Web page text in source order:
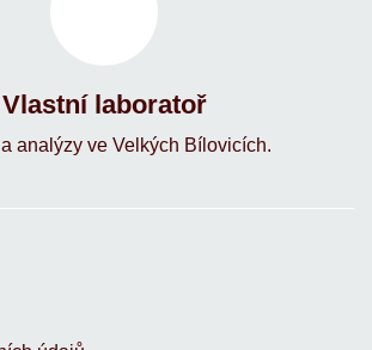
Vlastní laboratoř
analýzy ve Velkých Bílovicích.